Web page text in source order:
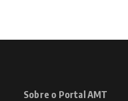
Sobre o Portal AMT